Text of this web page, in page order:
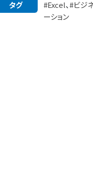
タグ #Excel、#ビジ
ーション